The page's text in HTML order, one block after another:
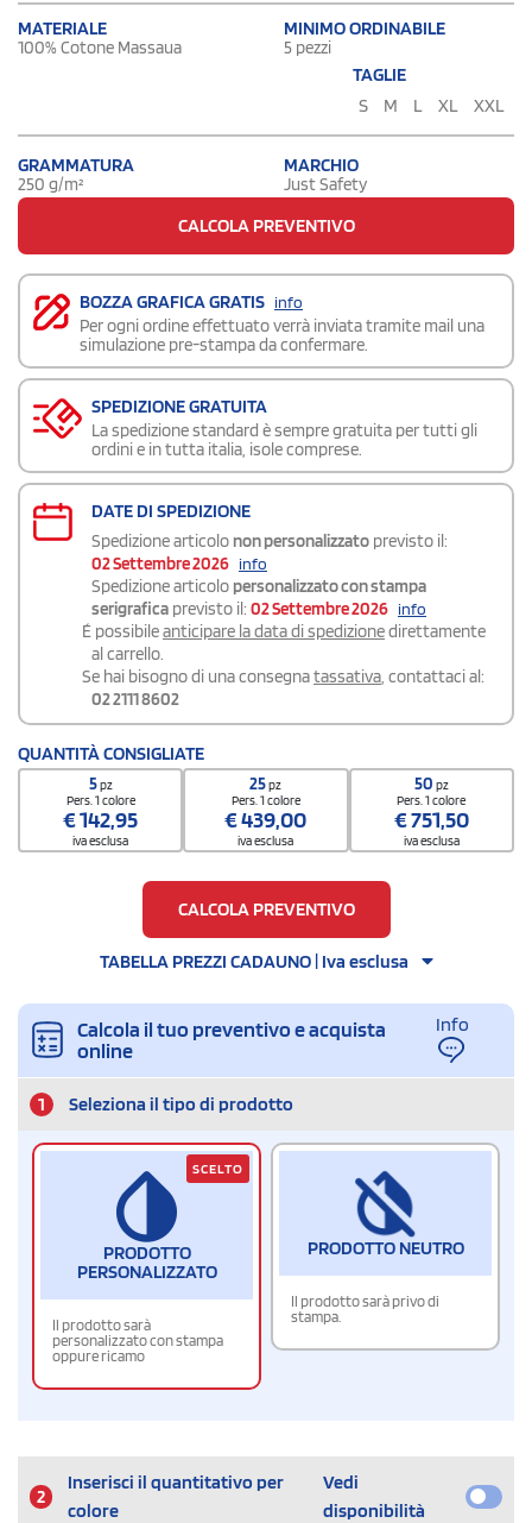
MATERIALE
100% Cotone Massaua
MINIMO ORDINABILE
5 pezzi
TAGLIE
S
M L XL XXL
GRAMMATURA
250 g/m²
MARCHIO
Just Safety
CALCOLA PREVENTIVO
BOZZA GRAFICA GRATIS info
Per ogni ordine effettuato verrà inviata tramite mail una
simulazione pre-stampa da confermare.
SPEDIZIONE GRATUITA
La spedizione standard è sempre gratuita per tutti gli
ordini e in tutta italia, isole comprese.
DATE DI SPEDIZIONE
Spedizione articolo non personalizzato previsto il:
02 Settembre 2026 info
Spedizione articolo personalizzato con stampa
serigrafica previsto il: 02 Settembre 2026 info
É possibileanticipare la data di spedizionedirettamente
al carrello.
Se hai bisogno di una consegnatassativa, contattaci al:
02 2111 8602
QUANTITÀ CONSIGLIATE
5pz
Pers. 1 colore
€142,95
iva esclusa
25pz
Pers. 1 colore
€439,00
iva esclusa
50 pz
Pers. 1 colore
€751,50
iva esclusa
CALCOLA PREVENTIVO
TABELLA PREZZI CADAUNO | Iva esclusa
Calcola il tuo preventivo e acquista
online
Info
1 Seleziona il tipo di prodotto
PRODOTTO
PERSONALIZZATO
Il prodotto sarà
personalizzato con stampa
oppure ricamo
SCELTO
PRODOTTO NEUTRO
Il prodotto sarà privo di
stampa.
2
Inserisci il quantitativo per
colore
Vedi
disponibilità